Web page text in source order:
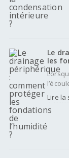
Le
les
Lire la